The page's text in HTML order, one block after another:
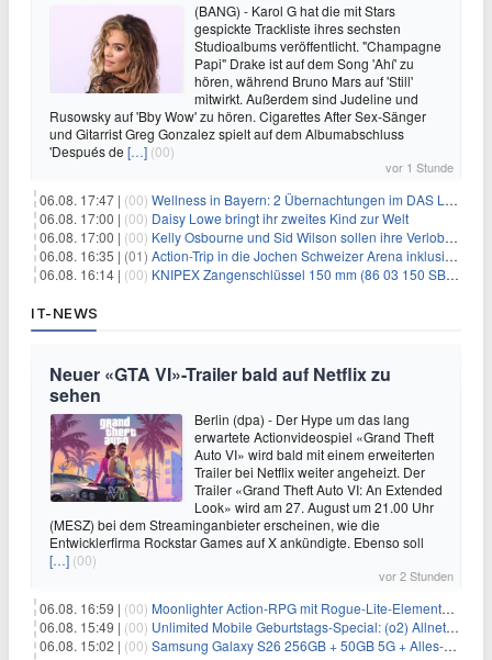
(BANG) - Karol G hat die mit Stars
gespickte Trackliste ihres sechsten
Studioalbums veröffentlicht. "Champagne
Papi" Drake ist auf dem Song 'Ahí' zu
hören, während Bruno Mars auf 'Still'
mitwirkt. Außerdem sind Judeline und
Rusowsky auf 'Bby Wow' zu hören. Cigarettes After Sex-Sänger
und Gitarrist Greg Gonzalez spielt auf dem Albumabschluss
'Después de […] (00)
vor 1 Stunde
06.08. 17:47 | (00) Wellness in Bayern: 2 Übernachtungen im DAS LUDWIG Sports Resort inkl. HP + Wellness ab 174€ p.P.
06.08. 17:00 | (00) Daisy Lowe bringt ihr zweites Kind zur Welt
06.08. 17:00 | (00) Kelly Osbourne und Sid Wilson sollen ihre Verlobung gelöst haben
06.08. 16:35 | (01) Action-Trip in die Jochen Schweizer Arena inklusive Premium Hotel und Frühstück ab 59€ p.P.
06.08. 16:14 | (00) KNIPEX Zangenschlüssel 150 mm (86 03 150 SB) für 35,99€
IT-NEWS
Neuer «GTA VI»-Trailer bald auf Netflix zu
sehen
Berlin (dpa) - Der Hype um das lang
erwartete Actionvideospiel «Grand Theft
Auto VI» wird bald mit einem erweiterten
Trailer bei Netflix weiter angeheizt. Der
Trailer «Grand Theft Auto VI: An Extended
Look» wird am 27. August um 21.00 Uhr
(MESZ) bei dem Streaminganbieter erscheinen, wie die
Entwicklerfirma Rockstar Games auf X ankündigte. Ebenso soll
[…] (00)
vor 2 Stunden
06.08. 16:59 | (00) Moonlighter Action-RPG mit Rogue-Lite-Elementen kostenlos bei Steam
06.08. 15:49 | (00) Unlimited Mobile Geburtstags-Special: (o2) Allnet-Flats ab 14,99€/Monat
06.08. 15:02 | (00) Samsung Galaxy S26 256GB + 50GB 5G + Alles-Flat im Vodafone-Netz für 19,99€/Monat – eff. 0,20€/Monat